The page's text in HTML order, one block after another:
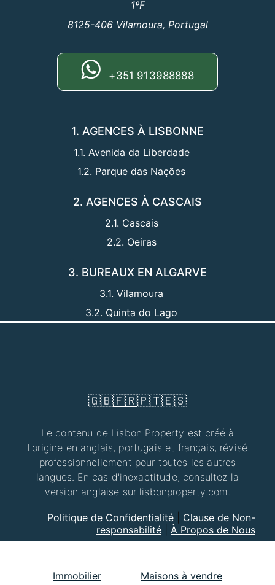
1ºF
8125-406 Vilamoura, Portugal
+351 913988888
1. AGENCES À LISBONNE
1.1. Avenida da Liberdade
1.2. Parque das Nações
2. AGENCES À CASCAIS
2.1. Cascais
2.2. Oeiras
3. BUREAUX EN ALGARVE
3.1. Vilamoura
3.2. Quinta do Lago
🇬🇧🇫🇷🇵🇹🇪🇸
Le contenu de Lisbon Property est créé à
l'origine en anglais, portugais et français, révisé
professionnellement pour toutes les autres
langues. En cas d'inexactitude, consultez la
version anglaise sur lisbonproperty.com.
Politique de Confidentialité
Clause de Non-
responsabilité
À Propos de Nous
Immobilier Maisons à vendre